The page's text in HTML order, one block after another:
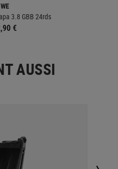
WE
3.8 GBB 24rds
€
AUSSI